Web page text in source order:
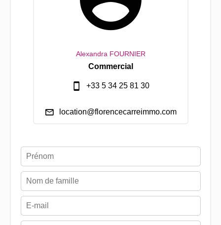
Alexandra FOURNIER
Commercial
+33 5 34 25 81 30
location@florencecarreimmo.com